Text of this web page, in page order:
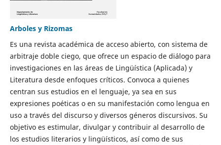
Arboles y Rizomas
Es una revista académica de acceso abierto, con sistema de
arbitraje doble ciego, que ofrece un espacio de diálogo para
investigaciones en las áreas de Lingüística (Aplicada) y
Literatura desde enfoques críticos. Convoca a quienes
centran sus estudios en el lenguaje, ya sea en sus
expresiones poéticas o en su manifestación como lengua en
uso a través del discurso y diversos géneros discursivos. Su
objetivo es estimular, divulgar y contribuir al desarrollo de
los estudios literarios y lingüísticos, así como de sus